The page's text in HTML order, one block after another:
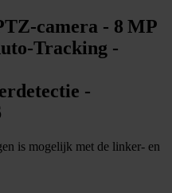
- 8 MP
-
-
is mogelijk met de linker- en